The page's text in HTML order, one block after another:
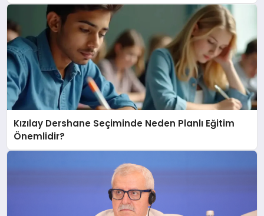
Kızılay Dershane Seçiminde Neden Planlı Eğitim
Önemlidir?